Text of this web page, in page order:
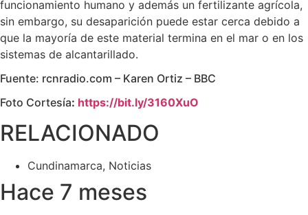
funcionamiento humano y además un fertilizante agrícola,
sin embargo, su desaparición puede estar cerca debido a
que la mayoría de este material termina en el mar o en los
sistemas de alcantarillado.
Fuente: rcnradio.com – Karen Ortiz – BBC
Foto Cortesía: https://bit.ly/3160XuO
RELACIONADO
Cundinamarca, Noticias
Hace 7 meses